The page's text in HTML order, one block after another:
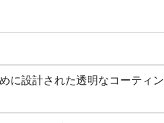
に設計された透明なコーティン